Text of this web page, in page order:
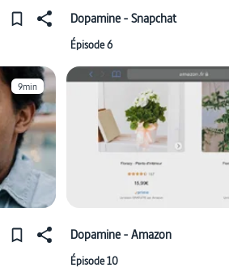
Dopamine - Snapchat
Épisode 6
9min
Dopamine - Amazon
Épisode 10